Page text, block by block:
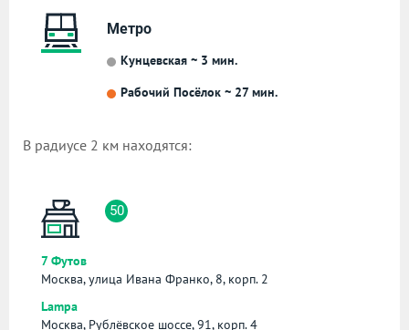
Метро
Кунцевская ~ 3 мин.
Рабочий Посёлок ~ 27 мин.
В радиусе 2 км находятся:
50
7 Футов
Москва, улица Ивана Франко, 8, корп. 2
Lampa
Москва, Рублёвское шоссе, 91, корп. 4